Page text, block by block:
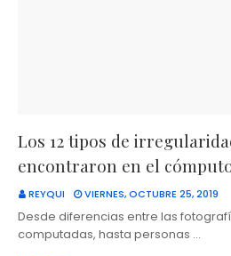
Los 12 tipos de
encontraron en el
REYQUI VIERNES, OCTUBRE 25, 2019
Desde diferencias entre las
computadas, hasta personas …